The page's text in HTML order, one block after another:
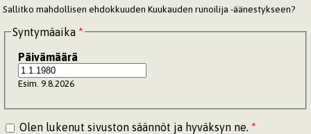
Sallitko mahdollisen ehdokkuuden Kuukauden runoilija -äänestykseen?
Syntymäaika *
Päivämäärä
Esim. 9.8.2026
Olen lukenut sivuston säännöt ja hyväksyn ne. *